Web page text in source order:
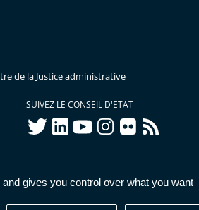
gives you control over what you want
de la Justice administrative
SUIVEZ LE CONSEIL D'ETAT
twitterlinkedInyoutubeinstagram
flickr rss
Mentions légales
Données
administratives-Accessibilité :